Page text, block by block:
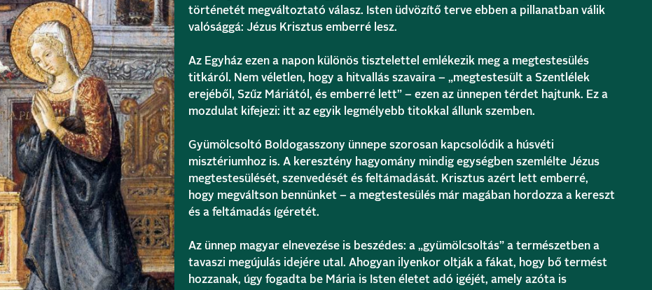
történetét megváltoztató válasz. Isten üdvözítő terve ebben a pillanatban válik
valósággá: Jézus Krisztus emberré lesz.
Az Egyház ezen a napon különös tisztelettel emlékezik meg a megtestesülés
titkáról. Nem véletlen, hogy a hitvallás szavaira – „megtestesült a Szentlélek
erejéből, Szűz Máriától, és emberré lett” – ezen az ünnepen térdet hajtunk. Ez a
mozdulat kifejezi: itt az egyik legmélyebb titokkal állunk szemben.
Gyümölcsoltó Boldogasszony ünnepe szorosan kapcsolódik a húsvéti
misztériumhoz is. A keresztény hagyomány mindig egységben szemlélte Jézus
megtestesülését, szenvedését és feltámadását. Krisztus azért lett emberré,
hogy megváltson bennünket – a megtestesülés már magában hordozza a kereszt
és a feltámadás ígéretét.
Az ünnep magyar elnevezése is beszédes: a „gyümölcsoltás” a természetben a
tavaszi megújulás idejére utal. Ahogyan ilyenkor oltják a fákat, hogy bő termést
hozzanak, úgy fogadta be Mária is Isten életet adó igéjét, amely azóta is